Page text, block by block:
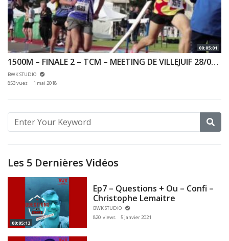
00:05:01
1500M – FINALE 2 – TCM – MEETING DE VILLEJUIF 28/04/2018 – VILLEJUIF
BWK STUDIO
853 vues
1 mai 2018
Les 5 Dernières Vidéos
00:05:13
Ep7 – Questions + Ou – Confi –
Christophe Lemaitre
BWK STUDIO
820 views
5 janvier 2021